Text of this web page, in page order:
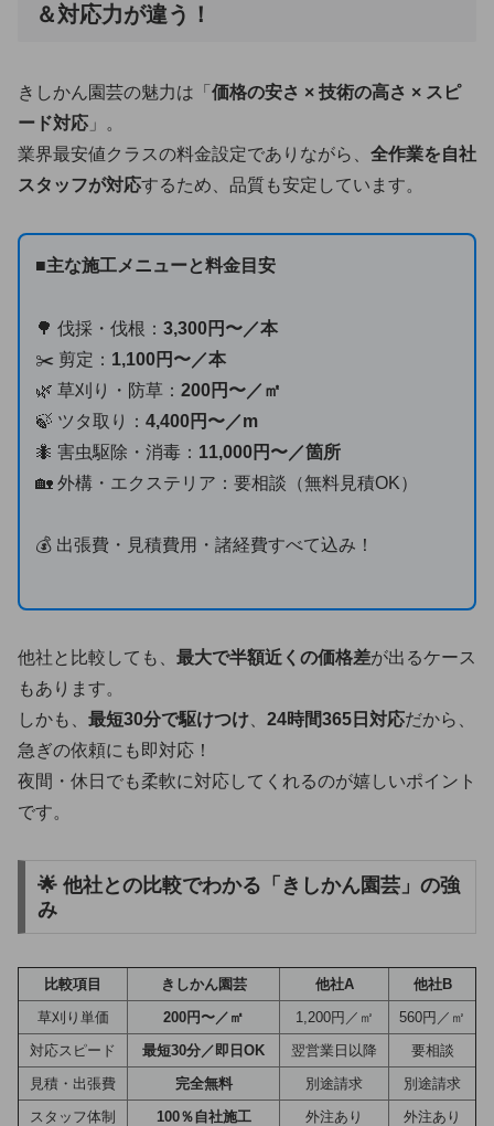
＆対応力が違う！
きしかん園芸の魅力は「 価格の安さ × 技術の高さ × スピ
ード対応 」。
業界最安値クラスの料金設定でありながら、 全作業を自社
スタッフが対応するため、品質も安定しています。
■主な施工メニューと料金目安
🌳 伐採・伐根： 3,300円〜／本
✂️ 剪定： 1,100円〜／本
🌿 草刈り・防草： 200円〜／㎡
🍃 ツタ取り： 4,400円〜／m
🐜 害虫駆除・消毒： 11,000円〜／箇所
🏡 外構・エクステリア：要相談（無料見積OK）
💰 出張費・見積費用・諸経費すべて込み！
他社と比較しても、 最大で半額近くの価格差が出るケース
もあります。
しかも、 最短30分で駆けつけ 24時間365日対応だから、
急ぎの依頼にも即対応！
夜間・休日でも柔軟に対応してくれるのが嬉しいポイント
です。
🌟 他社との比較でわかる「きしかん園芸」の強
み
比較項目 きしかん園芸 他社A
他社B
草刈り単価
200円〜／㎡ 1,200円／㎡
560円／㎡
対応スピード
最短30分／即日OK 翌営業日以降
要相談
見積・出張費
完全無料 別途請求
別途請求
スタッフ体制
100％自社施工 外注あり 外注あり